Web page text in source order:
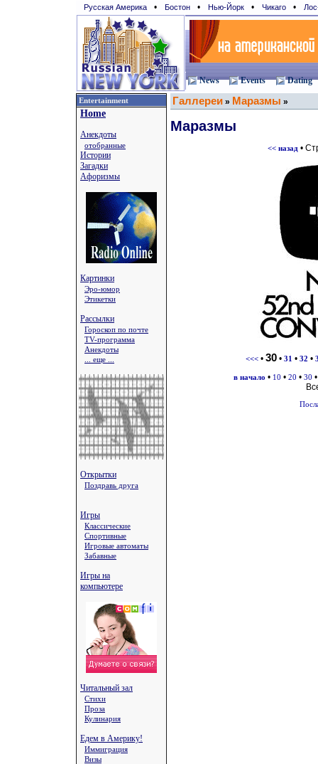
Русская Америка • Бостон • Нью-Йорк • Чикаго •
News Events Dating
Entertainment
Home
Анекдоты
отобранные
Истории
Загадки
Афоризмы
Картинки
Эро-юмор
Этикетки
Рассылки
Гороскоп по почте
TV-программа
Анекдоты
... еще ...
Открытки
Поздравь друга
Игры
Классические
Спортивные
Игровые автоматы
Забавные
Игры на
компьютере
Читальный зал
Стихи
Проза
Кулинария
Едем в Америку!
Иммиграция
Визы
Галлереи » Маразмы »
Маразмы
<< назад •
<<<• 30• 31 • 32 •
в начало • 10 • 20 • 30